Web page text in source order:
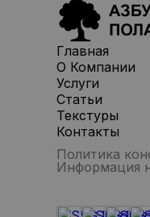
Главная
О Компании
Услуги
Статьи
Текстуры
Контакты
Политика
Информация